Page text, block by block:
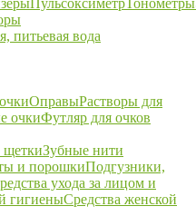
ПульсоксиметрТонометры
питьевая вода
ОправыРастворы для
очкиФутляр для очков
щеткиЗубные нити
и порошкиПодгузники,
ухода за лицом и
гигиеныСредства женской